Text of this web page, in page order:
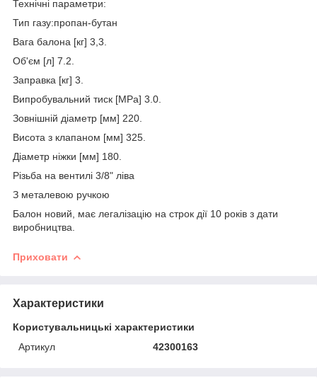
Технічні параметри:
Тип газу:пропан-бутан
Вага балона [кг] 3,3.
Об'єм [л] 7.2.
Заправка [кг] 3.
Випробувальний тиск [MPa] 3.0.
Зовнішній діаметр [мм] 220.
Висота з клапаном [мм] 325.
Діаметр ніжки [мм] 180.
Різьба на вентилі 3/8" ліва
З металевою ручкою
Балон новий, має легалізацію на строк дії 10 років з дати
виробництва.
Приховати
Характеристики
Користувальницькі характеристики
Артикул
42300163